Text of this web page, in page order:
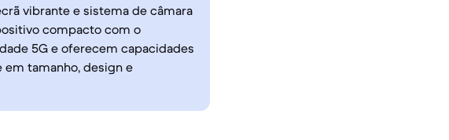
vibrante e sistema de câmara
compacto com o
5G e oferecem capacidades
tamanho, design e